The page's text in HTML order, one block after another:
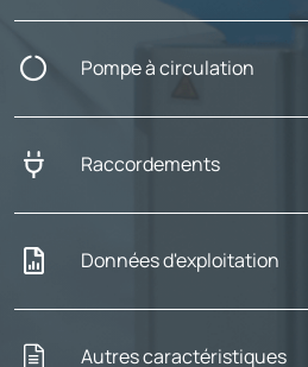
Pompe à circulation
Raccordements
Données d'exploitation
Autres caractéristiques